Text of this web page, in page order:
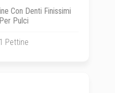
Con Denti Finissimi
Per Pulci
1 Pettine